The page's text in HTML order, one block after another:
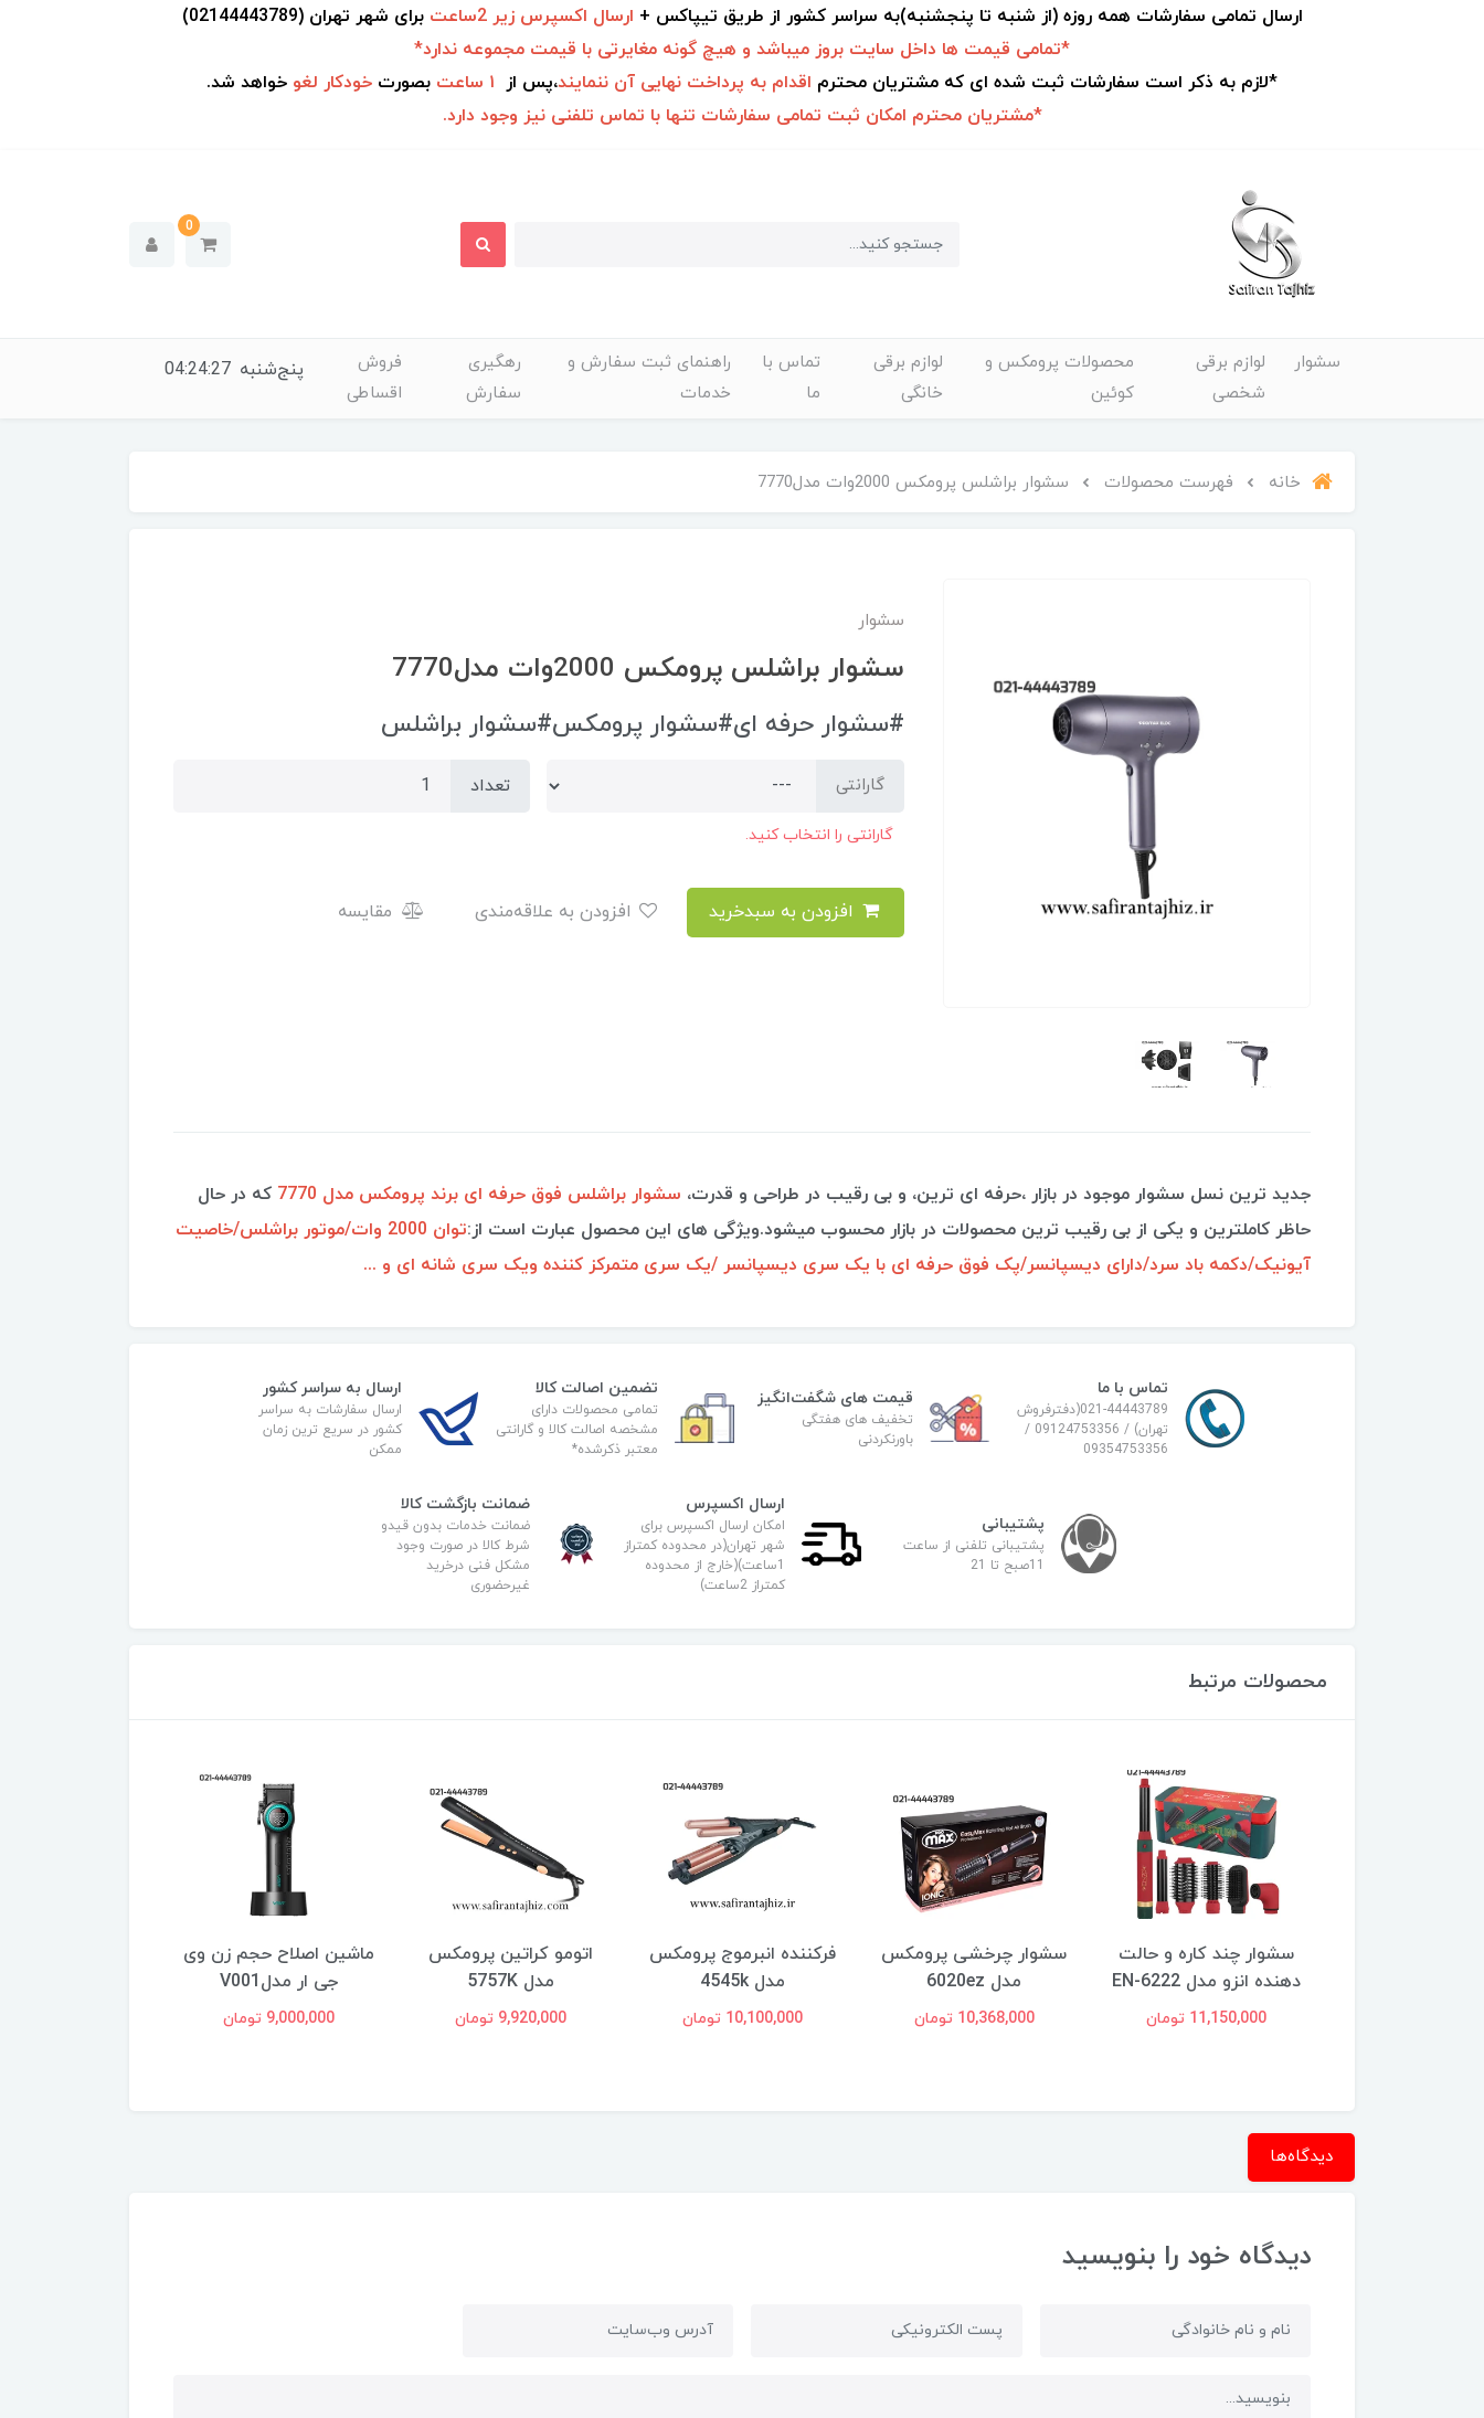
ارسال تمامی سفارشات همه روزه (از شنبه تا پنجشنبه)به سراسر کشور از طریق تیپاکس + ارسال اکسپرس زیر 2ساعت برای شهر تهران (02144443789)
*تمامی قیمت ها داخل سایت بروز میباشد و هیچ گونه مغایرتی با قیمت مجموعه ندارد*
*لازم به ذکر است سفارشات ثبت شده ای که مشتریان محترم اقدام به پرداخت نهایی آن ننمایند،پس از بصورت خودکار لغو خواهد شد.
*مشتریان محترم امکان ثبت تمامی سفارشات تنها با تماس تلفنی نیز وجود دارد.
0
سشوار
لوازم برقی
شخصی
محصولات پرومکس و
کوئین
لوازم برقی
خانگی
تماس با
ما
راهنمای ثبت سفارش و
خدمات
رهگیری
سفارش
فروش
اقساطی
پنج‌شنبه 04:24:27
خانه فهرست محصولات سشوار براشلس پرومکس 2000وات مدل7770
سشوار
سشوار براشلس پرومکس 2000وات مدل7770
#سشوار حرفه ای#سشوار پرومکس#سشوار براشلس
گارانتی
گارانتی را انتخاب کنید.
تعداد
مقایسه
جدید ترین نسل سشوار موجود در بازار ،حرفه ای ترین، و بی رقیب در طراحی و قدرت، سشوار براشلس فوق حرفه ای برند پرومکس مدل 7770
که در حال
حاظر کاملترین و یکی از بی رقیب ترین محصولات در بازار محسوب میشود.ویژگی های این محصول عبارت است از:
توان 2000 وات/موتور براشلس/خاصیت
آیونیک/دکمه باد سرد/دارای دیسپانسر/پک فوق حرفه ای با یک سری دیسپانسر /یک سری متمرکز کننده ویک سری شانه ای و ...
تماس با ما
021-44443789(دفترفروش
تهران) / 09124753356 /
09354753356
قیمت های شگفت‌انگیز
تخفیف های هفتگی
باورنکردنی
تضمین اصالت کالا
تمامی محصولات دارای
مشخصه اصالت کالا و گارانتی
معتبر ذکرشده*
ارسال به سراسر کشور
ارسال سفارشات به سراسر
کشور در سریع ترین زمان
ممکن
پشتیبانی
پشتیبانی تلفنی از ساعت
11صبح تا 21
ارسال اکسپرس
امکان ارسال اکسپرس برای
شهر تهران(در محدوده کمتراز
1ساعت)(خارج از محدوده
کمتراز 2ساعت)
ضمانت بازگشت کالا
ضمانت خدمات بدون قیدو
شرط کالا در صورت وجود
مشکل فنی درخرید
غیرحضوری
محصولات مرتبط
سشوار چند کاره و حالت
دهنده انزو مدل EN-6222
11,150,000 تومان
سشوار چرخشی پرومکس
مدل 6020ez
10,368,000 تومان
فرکننده انبرموج پرومکس
مدل 4545k
10,100,000 تومان
اتومو کراتین پرومکس
مدل 5757K
9,920,000 تومان
ماشین اصلاح حجم زن وی
جی ار مدلV001
9,000,000 تومان
دیدگاه‌ها
دیدگاه خود را بنویسید